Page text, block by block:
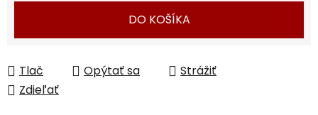
DO KOŠÍKA
Tlač Opýtať sa
Strážiť
Zdieľať